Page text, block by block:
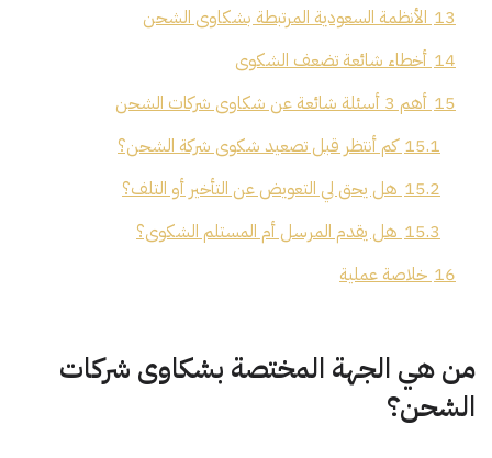
13 الأنظمة السعودية المرتبطة بشكاوى الشحن
14 أخطاء شائعة تضعف الشكوى
15 أهم 3 أسئلة شائعة عن شكاوى شركات الشحن
15.1 كم أنتظر قبل تصعيد شكوى شركة الشحن؟
15.2 هل يحق لي التعويض عن التأخير أو التلف؟
15.3 هل يقدم المرسل أم المستلم الشكوى؟
16 خلاصة عملية
من هي الجهة المختصة بشكاوى شركات
الشحن؟